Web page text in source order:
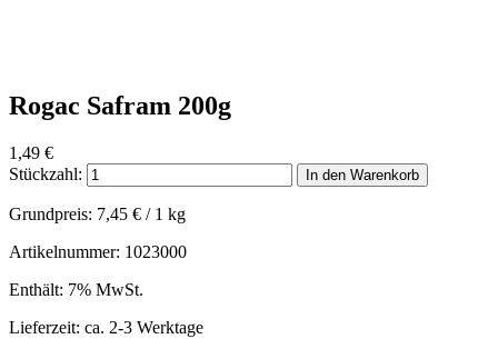
Rogac Safram 200g
1,49 €
Stückzahl:
In den Warenkorb
Grundpreis: 7,45 € / 1 kg
Artikelnummer: 1023000
Enthält: 7% MwSt.
Lieferzeit: ca. 2-3 Werktage